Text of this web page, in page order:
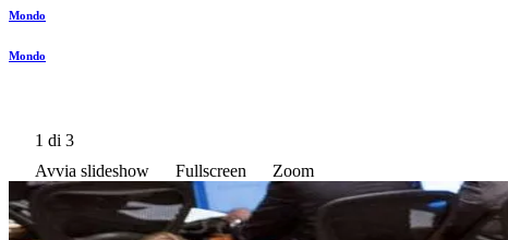
Mondo
Mondo
1 di 3
Avvia slideshow
Fullscreen Zoom